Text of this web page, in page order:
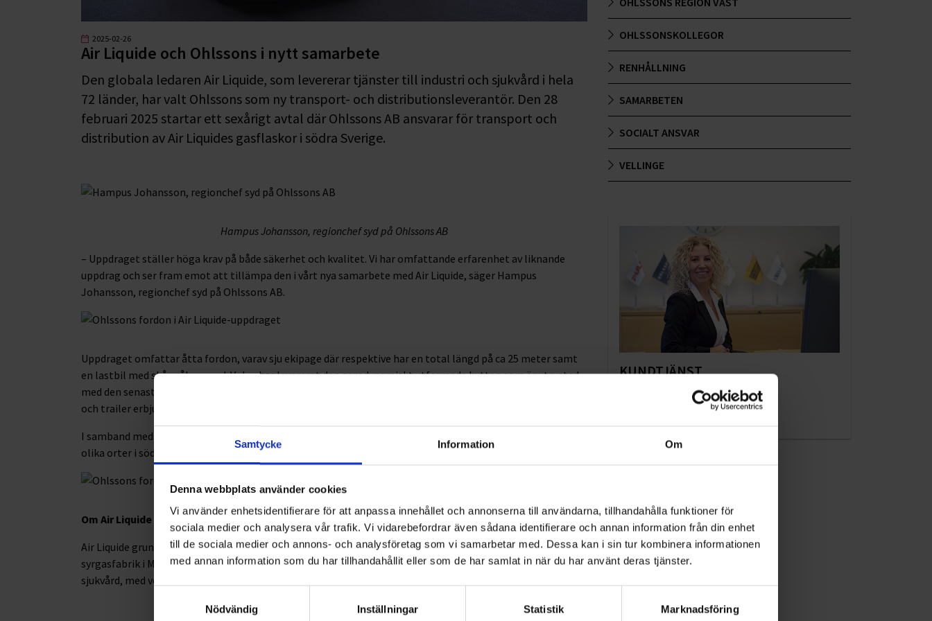
Samtycke Information Om
Denna webbplats använder cookies
Vi använder enhetsidentifierare för att anpassa innehållet och annonserna till användarna, tillhandahålla funktioner för
sociala medier och analysera vår trafik. Vi vidarebefordrar även sådana identifierare och annan information från din enhet
till de sociala medier och annons- och analysföretag som vi samarbetar med. Dessa kan i sin tur kombinera informationen
med annan information som du har tillhandahållit eller som de har samlat in när du har använt deras tjänster.
Nödvändig
Inställningar Statistik Marknadsföring
2025-02-26
Air Liquide och Ohlssons i nytt samarbete
Den globala ledaren Air Liquide, som levererar tjänster till industri och sjukvård i hela
72 länder, har valt Ohlssons som ny transport- och distributionsleverantör. Den 28
februari 2025 startar ett sexårigt avtal där Ohlssons AB ansvarar för transport och
distribution av Air Liquides gasflaskor i södra Sverige.
Hampus Johansson, regionchef syd på Ohlssons AB
– Uppdraget ställer höga krav på både säkerhet och kvalitet. Vi har omfattande erfarenhet av liknande
uppdrag och ser fram emot att tillämpa den i vårt nya samarbete med Air Liquide, säger Hampus
Johansson, regionchef syd på Ohlssons AB.
Uppdraget omfattar åtta fordon, varav sju ekipage där respektive har en total längd på ca 25 meter samt
en lastbil med skåppåbyggnad. Volvo har levererat den aerodynamiskt utformade hytten som är utrustad
med den senaste tekniken för att säkerställa en kvalitativ och säker körupplevelse. Ekeris påbyggnadsskåp
och trailer erbjuder enkel lastning och lossning och är byggda i en fabrik som klassas som klimatneutral.
I samband med uppdraget välkomnar Ohlssons ett tiotal nya medarbetare som kommer att utgå från tre
olika orter i södra Sverige.
Om Air Liquide
Air Liquide grundades i Frankrike 1902 och etablerade sig på den svenska marknaden 1912 med en
syrgasfabrik i Malmö. Idag är Air Liquide världsledande inom gas, teknik och tjänster för industri och
sjukvård, med verksamhet i 72 länder och 67 000 anställda.
OHLSSONSKOLLEGOR
RENHÅLLNING
SAMARBETEN
SOCIALT ANSVAR
VELLINGE
KUNDTJÄNST
010-45 00 200​
info@ohlssons.se